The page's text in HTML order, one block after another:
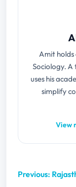
Amit holds
Sociology. A
uses his
simplify
View
Previous: